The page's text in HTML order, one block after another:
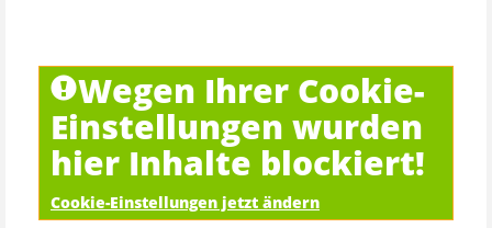
Wegen Ihrer Cookie-
Einstellungen wurden
hier Inhalte blockiert!
Cookie-Einstellungen jetzt ändern